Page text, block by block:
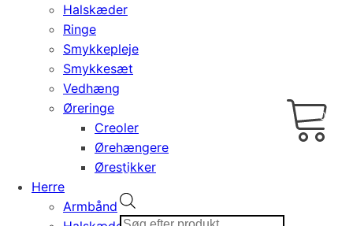
Halskæder
Ringe
Smykkepleje
Smykkesæt
Vedhæng
Øreringe
Creoler
Ørehængere
Ørestikker
Herre
Armbånd
search
0,00